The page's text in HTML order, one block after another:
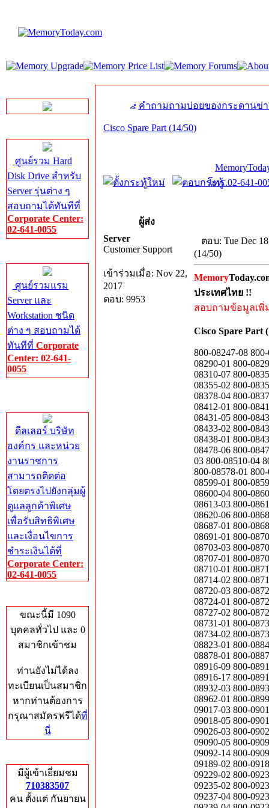
ศูนย์รวม Hard
Disk Drive สำหรับ
Server รุ่นต่าง ๆ
สอบถามได้ทันทีที่
Corporate Center:
02-641-0055
ศูนย์รวมแรม
Server และ
Workstation ชนิด
ต่าง ๆ สอบถามได้
ทันทีที่ Corporate
Center: 02-641-
0055
ดีลเลอร์ บริษัท
องค์กร และหน่วย
งานราชการ
สามารถติดต่อ
โดยตรงไปยังกลุ่มผู้
ดูแลลูกค้าพิเศษ
เพื่อรับสิทธิพิเศษ
และเงื่อนไขการ
ชำระเงินได้ที่
Corporate Center:
02-641-0055
ขณะนี้มี 1090
บุคคลทั่วไป และ 0
สมาชิกเข้าชม
ท่านยังไม่ได้ลง
ทะเบียนเป็นสมาชิก
หากท่านต้องการ
กรุณาสมัครฟรีได้ที่
นี่
มีผู้เข้าเยี่ยมชม
710383507
คน ตั้งแต่ กันยายน
คำถามถามบ่อยของกระดานข่
Cisco Spare Part (14/50)
โทร.02-641-
ผู้ส่ง
Server
Customer Support
เข้าร่วมเมื่อ: Nov 22,
2017
ตอบ: 9953
ตอบ: Tue Dec
(14/50)
Memory
ประเทศไทย !!
สอบถามข้อมูลเพิ่
Cisco Spare Part
800-08247-08 800-08260-02 800-08279-04 800-08279-05 800-08279-06 800-08281-01 800-08283-01 800-08290-01 800-08296-02 800-08299-01 800-08310-03 800-08310-04 800-08310-05 800-08310-06 800-08310-07 800-08350-04 800-08350-06 800-08350-07 800-08352-04 800-08352-06 800-08352-07 800-08355-02 800-08359-05 800-08359-06 800-08377-01 800-08378-01 800-08378-02 800-08378-03 800-08378-04 800-08379-01 800-08379-02 800-08379-03 800-08379-04 800-08382-01 800-08398-01 800-08412-01 800-08413-01 800-08428-01 800-08431-01 800-08431-02 800-08431-03 800-08431-04 800-08431-05 800-08432-01 800-08432-02 800-08432-03 800-08432-04 800-08432-05 800-08433-01 800-08433-02 800-08433-03 800-08433-04 800-08433-05 800-08436-01 800-08437-01 800-08437-02 800-08438-01 800-08438-04 800-08463-01 800-08478-01 800-08478-02 800-08478-03 800-08478-05 800-08478-06 800-08478-07 800-08479-01 800-08483 800-08509-01 800-08510-01 800-08510-02 800-08510-03 800-08510-04 800-08510-05 800-08510-06 800-08534-02 800-08535-04 800-08540-01 800-08541-01 800-08578-01 800-08578-02 800-08581-01 800-08581-02 800-08581-03 800-08587-04 800-08598-02 800-08599-01 800-08599-02 800-08599-03 800-08599-04 800-08600-01 800-08600-02 800-08600-03 800-08600-04 800-08601-01 800-08601-02 800-08601-03 800-08601-04 800-08602-01 800-08613-02 800-08613-03 800-08614-01 800-08620-01 800-08620-02 800-08620-03 800-08620-04 800-08620-05 800-08620-06 800-08684-01 800-08685-01 800-08685-02 800-08686-01 800-08686-02 800-08687-01 800-08687-01 800-08687-02 800-08688-01 800-08688-02 800-08689-01 800-08689-02 800-08690-01 800-08691-01 800-08702-01 800-08702-02 800-08702-03 800-08702-04 800-08703-01 800-08703-02 800-08703-03 800-08703-04 800-08704-01 800-08704-02 800-08705-01 800-0870601 800-08706-01